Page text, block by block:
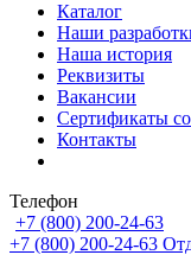
Каталог
Наши
Наша история
Реквизиты
Вакансии
Сертификаты
Контакты
Телефон
+7 (800) 200-24-63
+7 (800) 200-24-63